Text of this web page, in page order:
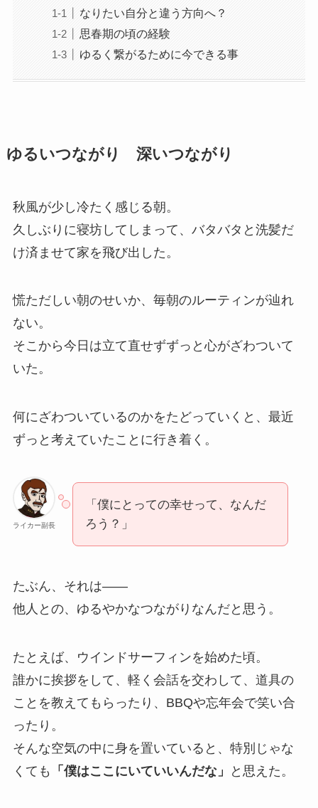
なりたい自分と違う方向へ？
思春期の頃の経験
ゆるく繋がるために今できる事
ゆるいつながり 深いつながり
秋風が少し冷たく感じる朝。
久しぶりに寝坊してしまって、バタバタと洗髪だ
け済ませて家を飛び出した。
慌ただしい朝のせいか、毎朝のルーティンが辿れ
ない。
そこから今日は立て直せずずっと心がざわついて
いた。
何にざわついているのかをたどっていくと、最近
ずっと考えていたことに行き着く。
ライカー副長
「僕にとっての幸せって、なんだ
ろう？」
たぶん、それは——
他人との、ゆるやかなつながりなんだと思う。
たとえば、ウインドサーフィンを始めた頃。
誰かに挨拶をして、軽く会話を交わして、道具の
ことを教えてもらったり、BBQや忘年会で笑い合
ったり。
そんな空気の中に身を置いていると、特別じゃな
くても
「僕はここにいていいんだな」 と思えた。